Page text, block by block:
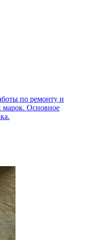
по ремонту и
марок. Основное